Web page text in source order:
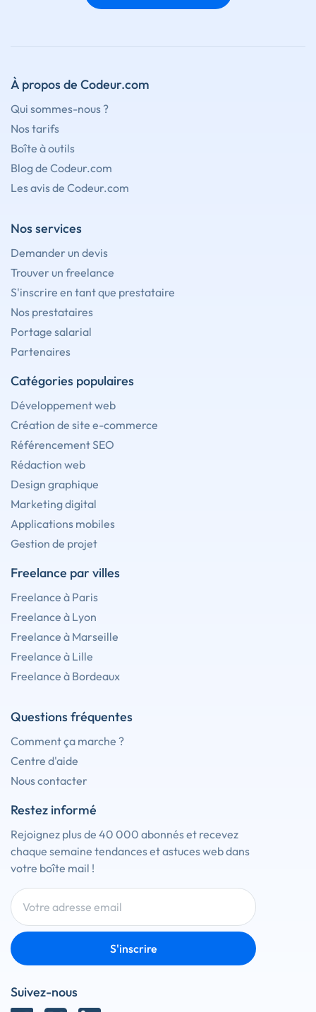
À propos de Codeur.com
Qui sommes-nous ?
Nos tarifs
Boîte à outils
Blog de Codeur.com
Les avis de Codeur.com
Nos services
Demander un devis
Trouver un freelance
S'inscrire en tant que prestataire
Nos prestataires
Portage salarial
Partenaires
Catégories populaires
Développement web
Création de site e-commerce
Référencement SEO
Rédaction web
Design graphique
Marketing digital
Applications mobiles
Gestion de projet
Freelance par villes
Freelance à Paris
Freelance à Lyon
Freelance à Marseille
Freelance à Lille
Freelance à Bordeaux
Questions fréquentes
Comment ça marche ?
Centre d'aide
Nous contacter
Restez informé
Rejoignez plus de 40 000 abonnés et recevez
chaque semaine tendances et astuces web dans
votre boîte mail !
S'inscrire
Suivez-nous